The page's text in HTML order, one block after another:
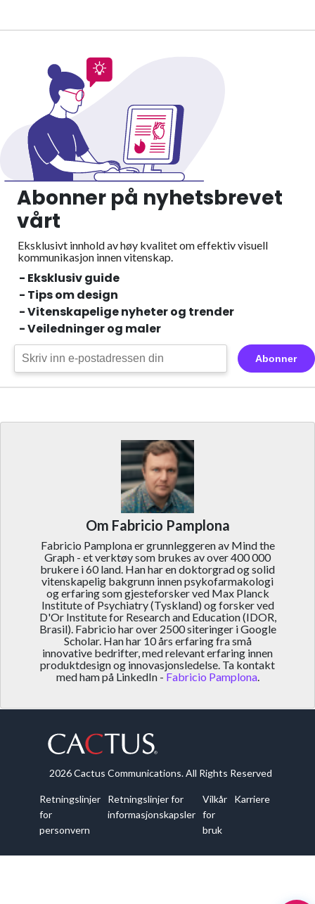
Abonner på nyhetsbrevet
vårt
Eksklusivt innhold av høy kvalitet om effektiv visuell
kommunikasjon innen vitenskap.
- Eksklusiv guide
- Tips om design
- Vitenskapelige nyheter og trender
- Veiledninger og maler
Abonner
Om Fabricio Pamplona
Fabricio Pamplona er grunnleggeren av Mind the
Graph - et verktøy som brukes av over 400 000
brukere i 60 land. Han har en doktorgrad og solid
vitenskapelig bakgrunn innen psykofarmakologi
og erfaring som gjesteforsker ved Max Planck
Institute of Psychiatry (Tyskland) og forsker ved
D'Or Institute for Research and Education (IDOR,
Brasil). Fabricio har over 2500 siteringer i Google
Scholar. Han har 10 års erfaring fra små
innovative bedrifter, med relevant erfaring innen
produktdesign og innovasjonsledelse. Ta kontakt
med ham på LinkedIn - Fabricio Pamplona.
2026 Cactus Communications. All Rights Reserved
Retningslinjer
for
personvern
Retningslinjer for
informasjonskapsler
Vilkår
for
bruk
Karriere